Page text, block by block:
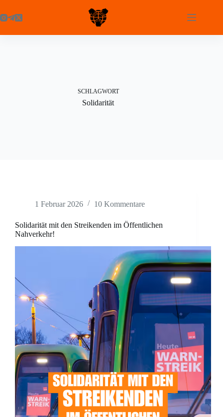
Inhalt
springen
SCHLAGWORT
Solidarität
1 Februar 2026 10 Kommentare
Solidarität mit den Streikenden im Öffentlichen
Nahverkehr!